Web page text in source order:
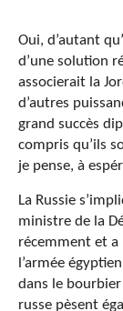
Oui, d’autant
d’une solution
associerait la
d’autres
grand succès
compris qu’ils
je pense, à
La Russie
ministre de la
récemment et a
l’armée
dans le bourbier
russe pèsent